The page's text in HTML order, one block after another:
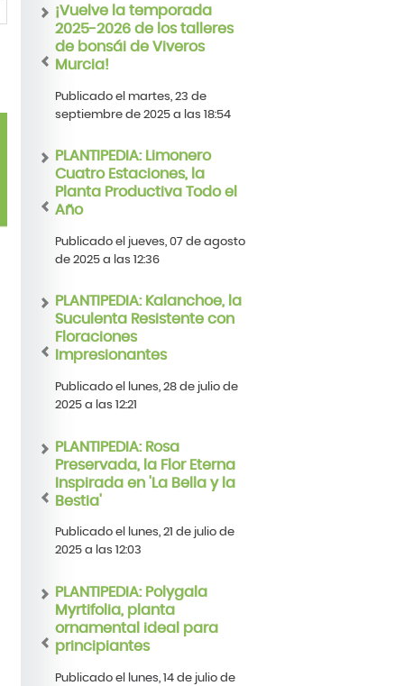
¡Vuelve la temporada
2025-2026 de los talleres
de bonsái de Viveros
Murcia!
Publicado el martes, 23 de
septiembre de 2025 a las 18:54
PLANTIPEDIA: Limonero
Cuatro Estaciones, la
Planta Productiva Todo el
Año
Publicado el jueves, 07 de agosto
de 2025 a las 12:36
PLANTIPEDIA: Kalanchoe, la
Suculenta Resistente con
Floraciones
Impresionantes
Publicado el lunes, 28 de julio de
2025 a las 12:21
PLANTIPEDIA: Rosa
Preservada, la Flor Eterna
Inspirada en 'La Bella y la
Bestia'
Publicado el lunes, 21 de julio de
2025 a las 12:03
PLANTIPEDIA: Polygala
Myrtifolia, planta
ornamental ideal para
principiantes
Publicado el lunes, 14 de julio de